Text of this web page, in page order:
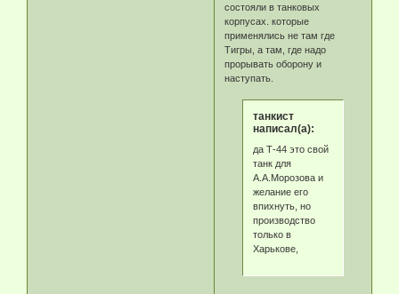
состояли в танковых
корпусах. которые
применялись не там где
Тигры, а там, где надо
прорывать оборону и
наступать.
танкист
написал(а):
да Т-44 это свой
танк для
А.А.Морозова и
желание его
впихнуть, но
производство
только в
Харькове,